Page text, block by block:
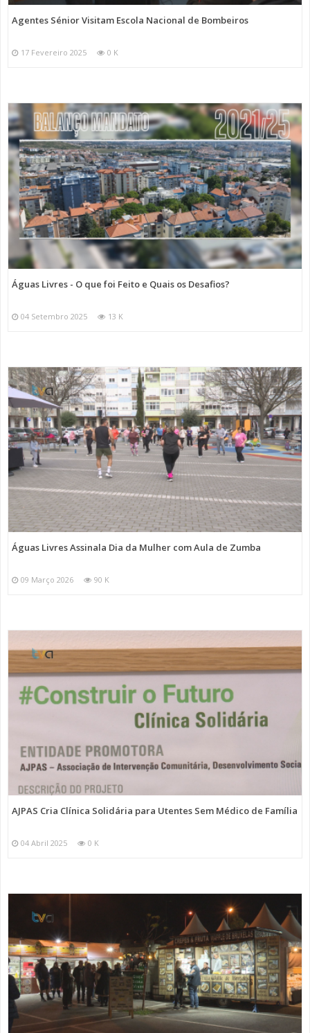
Agentes Sénior Visitam Escola Nacional de Bombeiros
17 Fevereiro 2025 0 K
Águas Livres - O que foi Feito e Quais os Desafios?
04 Setembro 2025 13 K
Águas Livres Assinala Dia da Mulher com Aula de Zumba
09 Março 2026 90 K
AJPAS Cria Clínica Solidária para Utentes Sem Médico de Família
04 Abril 2025 0 K